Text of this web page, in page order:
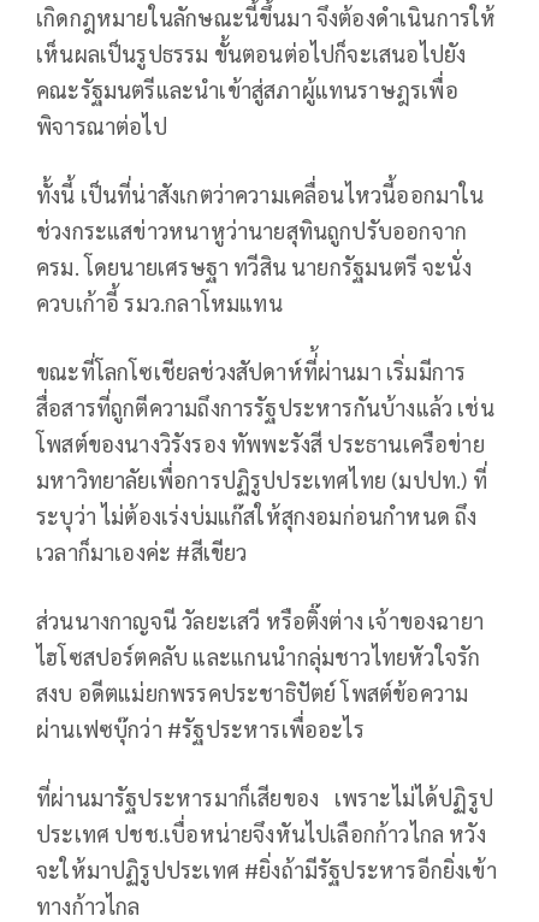
เกิดกฎหมายในลักษณะนี้ขึ้นมา จึงต้องดำเนินการให้
เห็นผลเป็นรูปธรรม ขั้นตอนต่อไปก็จะเสนอไปยัง
คณะรัฐมนตรีและนำเข้าสู่สภาผู้แทนราษฎรเพื่อ
พิจารณาต่อไป
ทั้งนี้ เป็นที่น่าสังเกตว่าความเคลื่อนไหวนี้ออกมาใน
ช่วงกระแสข่าวหนาหูว่านายสุทินถูกปรับออกจาก
ครม. โดยนายเศรษฐา ทวีสิน นายกรัฐมนตรี จะนั่ง
ควบเก้าอี้ รมว.กลาโหมแทน
ขณะที่โลกโซเชียลช่วงสัปดาห์ที่้ผ่านมา เริ่มมีการ
สื่อสารที่ถูกตีความถึงการรัฐประหารกันบ้างแล้ว เช่น
โพสต์ของนางวิรังรอง ทัพพะรังสี ประธานเครือข่าย
มหาวิทยาลัยเพื่อการปฏิรูปประเทศไทย (มปปท.) ที่
ระบุว่า ไม่ต้องเร่งบ่มแก๊สให้สุกงอมก่อนกำหนด ถึง
เวลาก็มาเองค่ะ #สีเขียว
ส่วนนางกาญจนี วัลยะเสวี หรือติ๊งต่าง เจ้าของฉายา
ไฮโซสปอร์ตคลับ และแกนนำกลุ่ม​ชาวไทยหัวใจรัก
สงบ อดีตแม่ยกพรรคประชาธิปัตย์ โพสต์ข้อความ
ผ่านเฟซบุ๊กว่า #รัฐประหารเพื่ออะไร
ที่ผ่านมารัฐประหารมาก็เสียของ เพราะไม่ได้ปฏิรูป
ประเทศ ปชช.เบื่อหน่ายจึงหันไปเลือกก้าวไกล หวัง
จะให้มาปฏิรูปประเทศ #ยิ่งถ้ามีรัฐประหารอีกยิ่งเข้า
ทางก้าวไกล